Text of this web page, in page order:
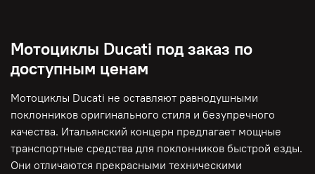
Мотоциклы Ducati под заказ по
доступным ценам
Мотоциклы Ducati не оставляют равнодушными
поклонников оригинального стиля и безупречного
качества. Итальянский концерн предлагает мощные
транспортные средства для поклонников быстрой езды.
Они отличаются прекрасными техническими